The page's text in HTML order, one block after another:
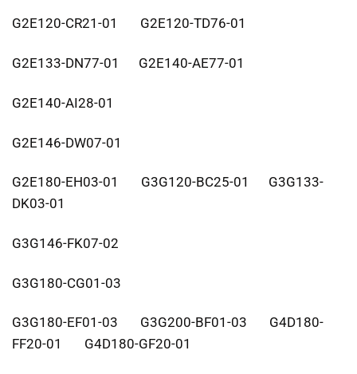
G2E120-CR21-01 G2E120-TD76-01
G2E133-DN77-01 G2E140-AE77-01
G2E140-AI28-01
G2E146-DW07-01
G2E180-EH03-01 G3G120-BC25-01 G3G133-
DK03-01
G3G146-FK07-02
G3G180-CG01-03
G3G180-EF01-03 G3G200-BF01-03 G4D180-
FF20-01 G4D180-GF20-01